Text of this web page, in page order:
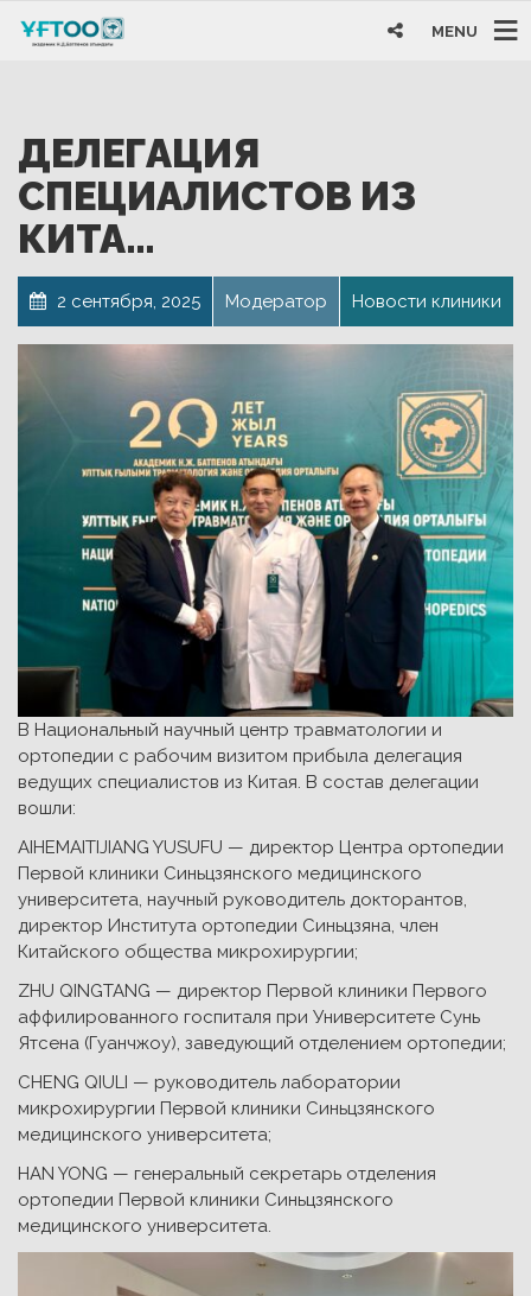
MENU
ДЕЛЕГАЦИЯ
СПЕЦИАЛИСТОВ ИЗ
КИТА…
2 сентября, 2025 Модератор Новости клиники
В Национальный научный центр травматологии и
ортопедии с рабочим визитом прибыла делегация
ведущих специалистов из Китая. В состав делегации
вошли:
AIHEMAITIJIANG YUSUFU — директор Центра ортопедии
Первой клиники Синьцзянского медицинского
университета, научный руководитель докторантов,
директор Института ортопедии Синьцзяна, член
Китайского общества микрохирургии;
ZHU QINGTANG — директор Первой клиники Первого
аффилированного госпиталя при Университете Сунь
Ятсена (Гуанчжоу), заведующий отделением ортопедии;
CHENG QIULI — руководитель лаборатории
микрохирургии Первой клиники Синьцзянского
медицинского университета;
HAN YONG — генеральный секретарь отделения
ортопедии Первой клиники Синьцзянского
медицинского университета.